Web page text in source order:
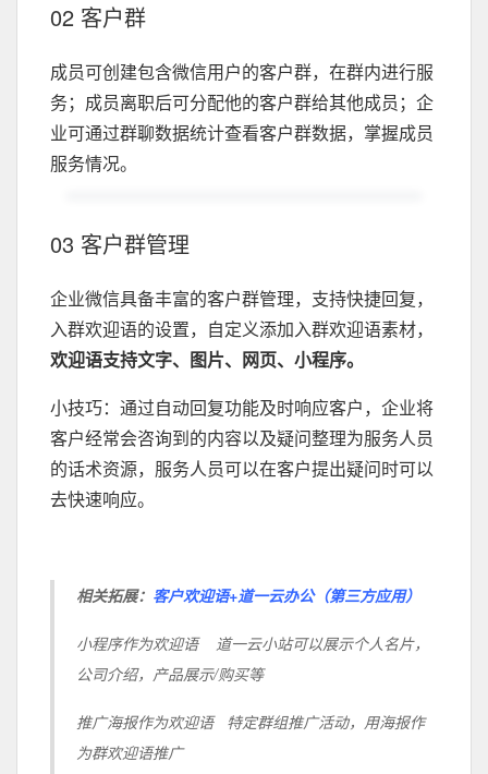
02 客户群
成员可创建包含微信用户的客户群，在群内进行服
务；成员离职后可分配他的客户群给其他成员；企
业可通过群聊数据统计查看客户群数据，掌握成员
服务情况。
03 客户群管理
企业微信具备丰富的客户群管理，支持快捷回复，
入群欢迎语的设置，自定义添加入群欢迎语素材，
欢迎语支持文字、图片、网页、小程序。
小技巧：通过自动回复功能及时响应客户，企业将
客户经常会咨询到的内容以及疑问整理为服务人员
的话术资源，服务人员可以在客户提出疑问时可以
去快速响应。
相关拓展： 客户欢迎语+道一云办公（第三方应用）
小程序作为欢迎语 道一云小站可以展示个人名片，
公司介绍，产品展示/购买等
推广海报作为欢迎语 特定群组推广活动，用海报作
为群欢迎语推广